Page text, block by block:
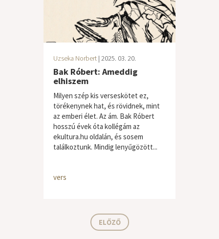
Uzseka Norbert | 2025. 03. 20.
Bak Róbert: Ameddig
elhiszem
Milyen szép kis verseskötet ez,
törékenynek hat, és rövidnek, mint
az emberi élet. Az ám. Bak Róbert
hosszú évek óta kollégám az
ekultura.hu oldalán, és sosem
találkoztunk. Mindig lenyűgözött...
vers
ELŐZŐ